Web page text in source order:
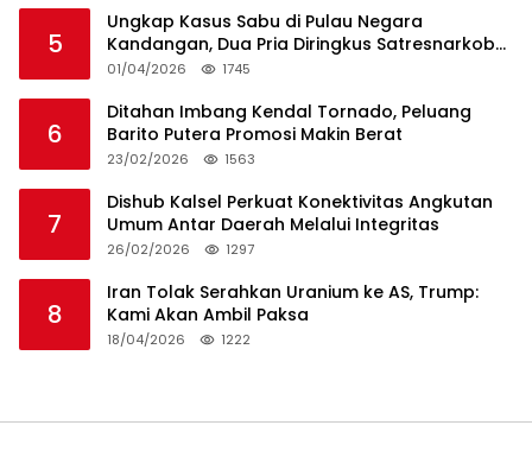
5
Ungkap Kasus Sabu di Pulau Negara
Kandangan, Dua Pria Diringkus Satresnarkoba
HSS
01/04/2026 1745
6
Ditahan Imbang Kendal Tornado, Peluang
Barito Putera Promosi Makin Berat
23/02/2026 1563
7
Dishub Kalsel Perkuat Konektivitas Angkutan
Umum Antar Daerah Melalui Integritas
26/02/2026 1297
8
Iran Tolak Serahkan Uranium ke AS, Trump:
Kami Akan Ambil Paksa
18/04/2026 1222